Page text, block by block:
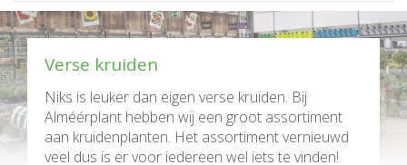
t
e
n
t
Verse kruiden
Niks is leuker dan eigen verse kruiden. Bij
Alméérplant hebben wij een groot assortiment
aan kruidenplanten. Het assortiment vernieuwd
veel dus is er voor iedereen wel iets te vinden!